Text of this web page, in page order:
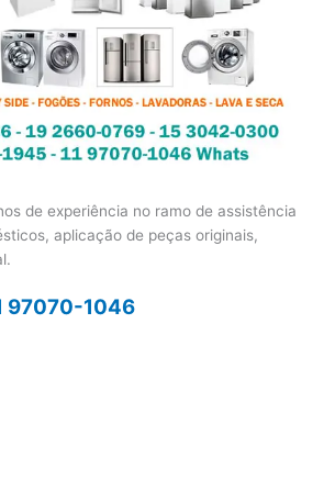
de experiência no ramo de assistência
aplicação de peças originais,
97070-1046